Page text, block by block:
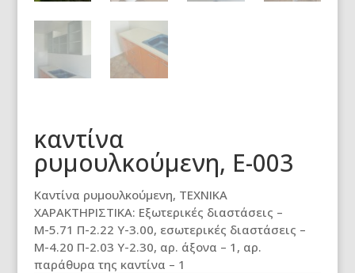
καντίνα
ρυμουλκούμενη, E-003
Καντίνα ρυμουλκούμενη, ΤΕΧΝΙΚΑ
ΧΑΡΑΚΤΗΡΙΣΤΙΚΑ: Εξωτερικές διαστάσεις –
Μ-5.71 Π-2.22 Υ-3.00, εσωτερικές διαστάσεις –
Μ-4.20 Π-2.03 Υ-2.30, αρ. άξονα – 1, αρ.
παράθυρα της καντίνα – 1